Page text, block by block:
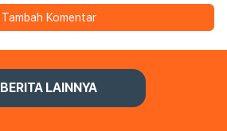
Tambah Komentar
BERITA LAINNYA